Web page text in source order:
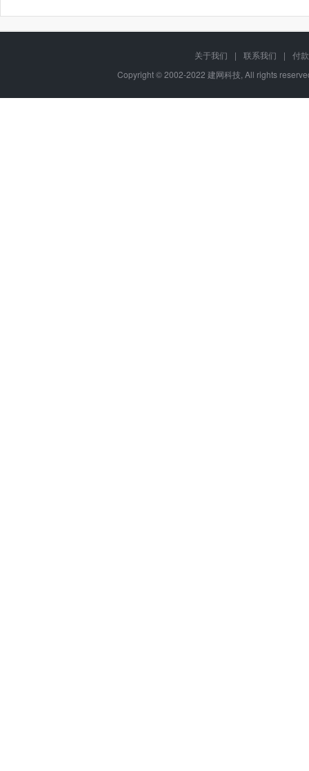
关于我们 | 联系我们 |
付
Copyright © 2002-2022 建网科技, All rights